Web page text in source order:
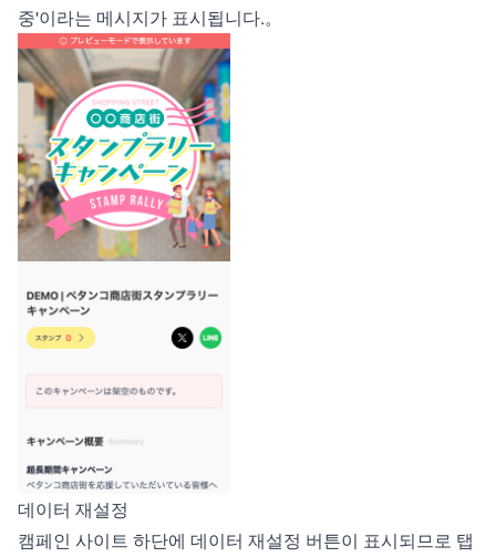
중'이라는 메시지가 표시됩니다.。
데이터 재설정
캠페인 사이트 하단에 데이터 재설정 버튼이 표시되므로 탭